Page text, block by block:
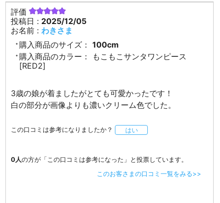
評価
投稿日 : 2025/12/05
お名前 :わきさま
購入商品のサイズ：
100cm
購入商品のカラー：
もこもこサンタワンピース
[RED2]
3歳の娘が着ましたがとても可愛かったです！
白の部分が画像よりも濃いクリーム色でした。
この口コミは参考になりましたか？ はい
0人の方が「この口コミは参考になった」と投票しています。
このお客さまの口コミ一覧をみる>>